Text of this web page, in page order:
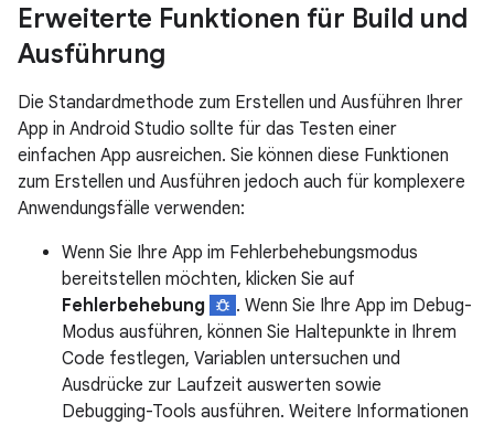
Erweiterte Funktionen für Build und
Ausführung
Die Standardmethode zum Erstellen und Ausführen Ihrer
App in Android Studio sollte für das Testen einer
einfachen App ausreichen. Sie können diese Funktionen
zum Erstellen und Ausführen jedoch auch für komplexere
Anwendungsfälle verwenden:
Wenn Sie Ihre App im Fehlerbehebungsmodus
bereitstellen möchten, klicken Sie auf
Fehlerbehebung
. Wenn Sie Ihre App im Debug-
Modus ausführen, können Sie Haltepunkte in Ihrem
Code festlegen, Variablen untersuchen und
Ausdrücke zur Laufzeit auswerten sowie
Debugging-Tools ausführen. Weitere Informationen